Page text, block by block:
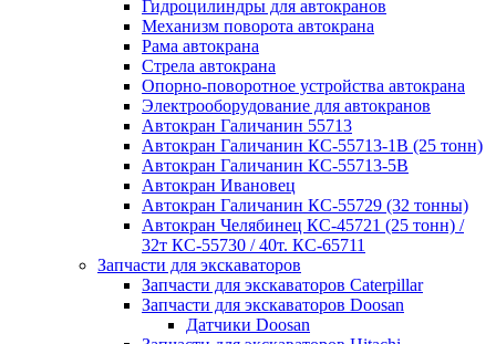
Гидроцилиндры для автокранов
Механизм поворота автокрана
Рама автокрана
Стрела автокрана
Опорно-поворотное устройства автокрана
Электрооборудование для автокранов
Автокран Галичанин 55713
Автокран Галичанин КС-55713-1В (25 тонн)
Автокран Галичанин КС-55713-5В
Автокран Ивановец
Автокран Галичанин КС-55729 (32 тонны)
Автокран Челябинец КС-45721 (25 тонн) /
32т КС-55730 / 40т. КС-65711
Запчасти для экскаваторов
Запчасти для экскаваторов Caterpillar
Запчасти для экскаваторов Doosan
Датчики Doosan